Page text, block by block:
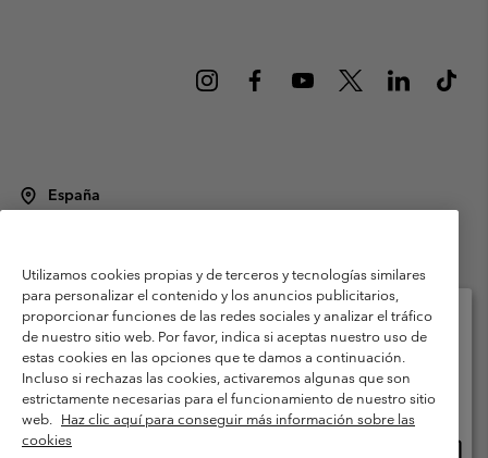
España
Condiciones de uso
Terminos de Venta
Garantía
Política de Privacidad
Términos y condiciones del programa de miembros
Términos De Uso Del Contenido Generado Por Los Usuarios
Impressum
Cookies Public CBCR
Utilizamos cookies propias y de terceros y tecnologías similares
para personalizar el contenido y los anuncios publicitarios,
proporcionar funciones de las redes sociales y analizar el tráfico
de nuestro sitio web. Por favor, indica si aceptas nuestro uso de
estas cookies en las opciones que te damos a continuación.
Incluso si rechazas las cookies, activaremos algunas que son
estrictamente necesarias para el funcionamiento de nuestro sitio
web. Haz clic aquí para conseguir más información sobre las
cookies
Selecciona tu país e idioma envío
Compras en línea disponibles